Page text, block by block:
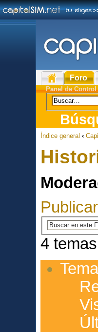
Foro
Panel de
Índice general ‹
4